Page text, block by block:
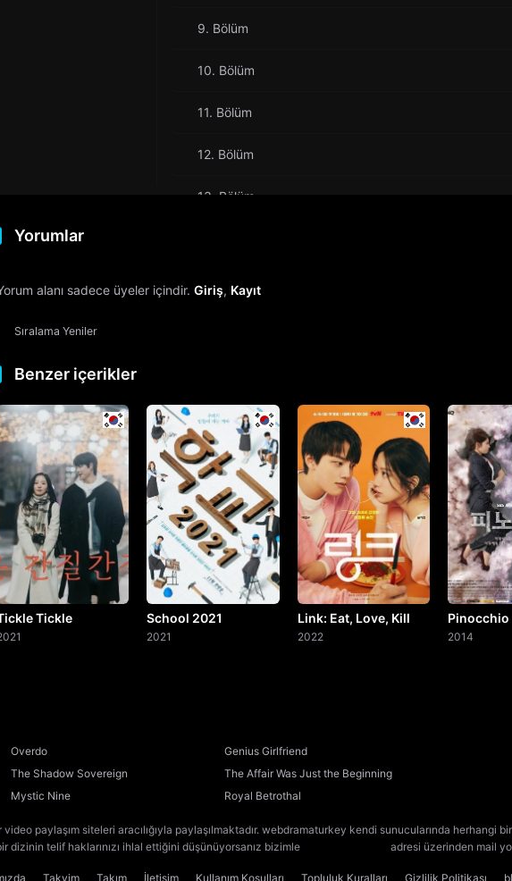
9. Bölüm
10. Bölüm
11. Bölüm
12. Bölüm
13. Bölüm
18. Bölüm
19. Bölüm
20. Bölüm
21. Bölüm
22. Bölüm
23. Bölüm
Yorumlar
alanı sadece üyeler içindir. Giriş, Kayıt
Sıralama Yeniler
Benzer içerikler
Tickle School 2021
2021
Link: Eat, Love, Kill
2022
Pinocchio
2014
Overdo
Genius Girlfriend
The Shadow Sovereign
The Affair Was Just the Beginning
Mystic Nine Royal Betrothal
paylaşım siteleri aracılığıyla paylaşılmaktadır. webdramaturkey kendi sunucularında herhangi
dizinin telif haklarınızı ihlal ettiğini düşünüyorsanız bizimle
adresi üzerinden mail
Takvim Takım İletişim Kullanım Koşulları Topluluk Kuralları Gizlilik Politikası